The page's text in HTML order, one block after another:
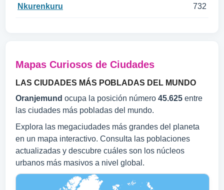
Nkurenkuru 732
Mapas Curiosos de Ciudades
LAS CIUDADES MÁS POBLADAS DEL MUNDO
Oranjemund ocupa la posición número 45.625 entre
las ciudades más pobladas del mundo.
Explora las megaciudades más grandes del planeta
en un mapa interactivo. Consulta las poblaciones
actualizadas y descubre cuáles son los núcleos
urbanos más masivos a nivel global.